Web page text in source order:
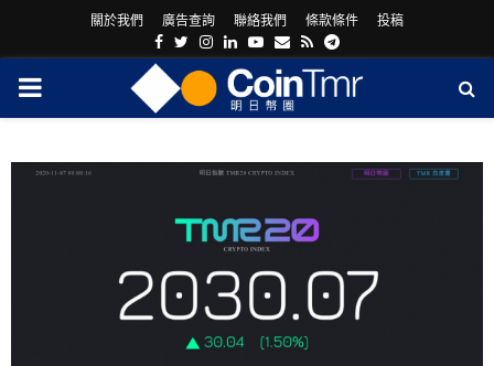
關於我們 廣告查詢 聯絡我們 條款條件 投稿
Facebook
Twitter
Instagram
LinkedinYoutube
Email
RssTelegram
PRIMARY